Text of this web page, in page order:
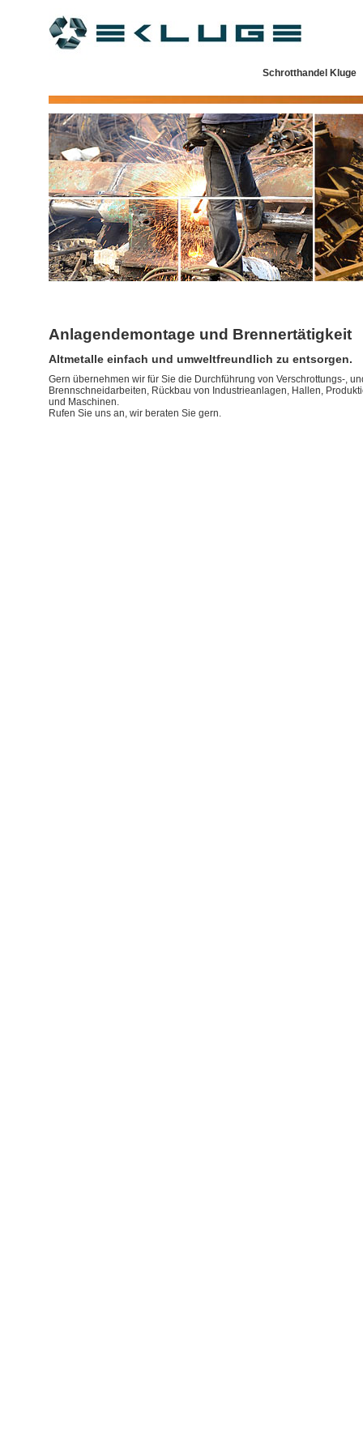
Schrotthandel Kluge
Anlagendemontage und Brennertätigkeit
Altmetalle einfach und umweltfreundlich zu entsorgen.
Gern übernehmen wir für Sie die Durchführung von Verschrottungs-,
Brennschneidarbeiten, Rückbau von Industrieanlagen, Hallen,
und Maschinen.
Rufen Sie uns an, wir beraten Sie gern.